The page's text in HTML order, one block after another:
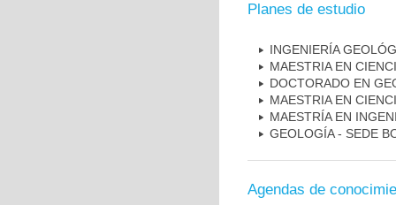
Planes de estudio
INGENIERÍA
MAESTRIA EN
DOCTORADO EN
MAESTRIA EN
MAESTRÍA EN
GEOLOGÍA - SEDE
Agendas de